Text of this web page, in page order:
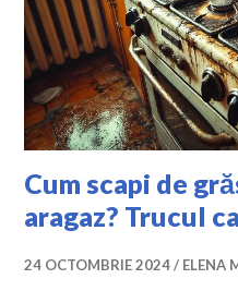
Cum scapi de
aragaz? Trucul
24 OCTOMBRIE 2024 ELENA